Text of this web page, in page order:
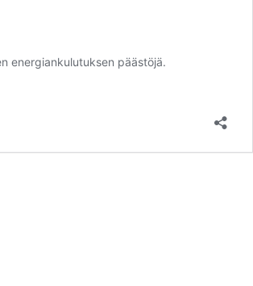
energiankulutuksen päästöjä.